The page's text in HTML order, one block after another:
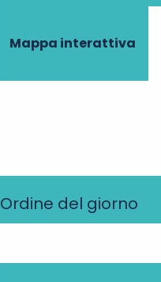
Mappa interattiva
Ordine del giorno